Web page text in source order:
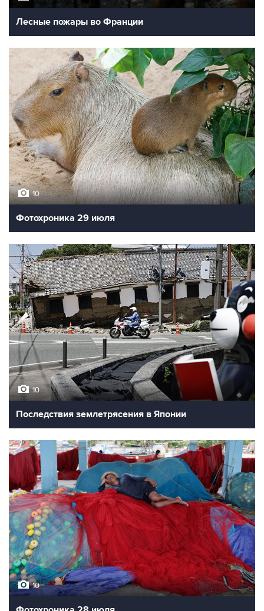
Лесные пожары во Франции
10
Фотохроника 29 июля
10
Последствия землетрясения в Японии
10